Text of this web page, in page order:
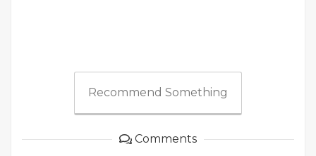
Recommend Something
Comments